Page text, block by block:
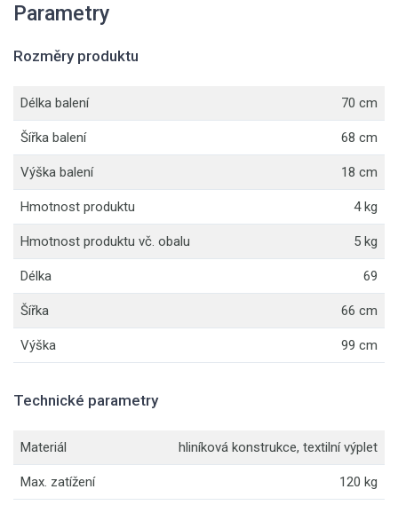
Parametry
Rozměry produktu
Délka balení 70 cm
Šířka balení 68 cm
Výška balení 18 cm
Hmotnost produktu 4 kg
Hmotnost produktu vč. obalu 5 kg
Délka 69
Šířka 66 cm
Výška 99 cm
Technické parametry
Materiál hliníková konstrukce, textilní výplet
Max. zatížení 120 kg